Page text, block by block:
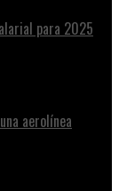
para 2025
aerolínea